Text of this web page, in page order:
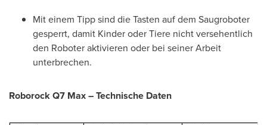
Mit einem Tipp sind die Tasten auf dem Saugroboter
gesperrt, damit Kinder oder Tiere nicht versehentlich
den Roboter aktivieren oder bei seiner Arbeit
unterbrechen.
Roborock Q7 Max – Technische Daten